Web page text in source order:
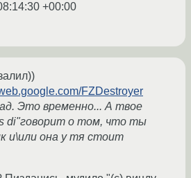
+00:00
FZDestroyer
Это временно... А твое
di"говорит о том, что ты
и\или она у тя стоит